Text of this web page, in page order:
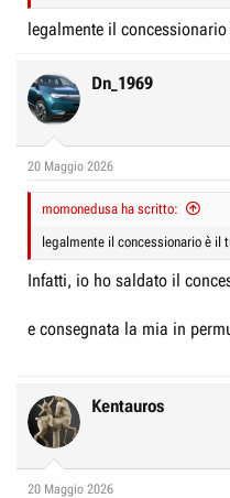
legalmente il
Dn_1969
20 Maggio 2026
momonedusa ha scritto:
legalmente il concessionario è il
Infatti, io ho saldato il
e consegnata la mia in
Kentauros
20 Maggio 2026